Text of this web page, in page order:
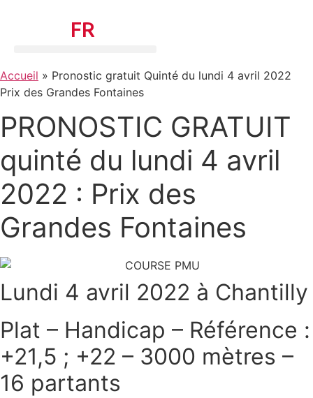
FR
Accueil » Pronostic gratuit Quinté du lundi 4 avril 2022
Prix des Grandes Fontaines
PRONOSTIC GRATUIT
quinté du lundi 4 avril
2022 : Prix des
Grandes Fontaines
Lundi 4 avril 2022 à Chantilly
Plat – Handicap – Référence :
+21,5 ; +22 – 3000 mètres –
16 partants